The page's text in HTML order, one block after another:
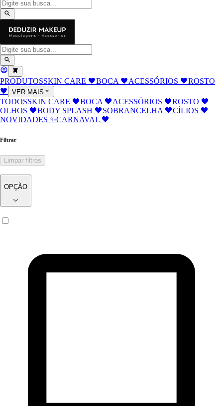
PRODUTOSSKIN CARE 🖤BOCA 🖤ACESSÓRIOS 🖤ROSTO
🖤
VER MAIS
TODOSSKIN CARE 🖤BOCA 🖤ACESSÓRIOS 🖤ROSTO 🖤
OLHOS 🖤BODY SPLASH 🖤SOBRANCELHA 🖤CÍLIOS 🖤
NOVIDADES ✨CARNAVAL 🖤
Filtrar
Limpar filtros
OPÇÃO